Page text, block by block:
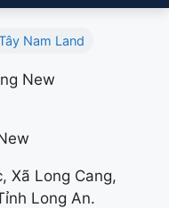
Nam Land
New
Xã Long Cang,
Long An.